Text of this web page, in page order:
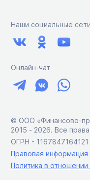
Наши социальные сети
Онлайн-чат
© ООО «Финансово-
2015 ‑ 2026. Все
ОГРН -
Правовая информация
Политика в